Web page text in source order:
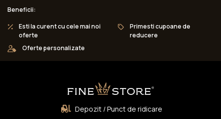
Beneficii:
Esti la curent cu cele mai noi
oferte
Primesti cupoane de
reducere
Oferte personalizate
Depozit / Punct de ridicare